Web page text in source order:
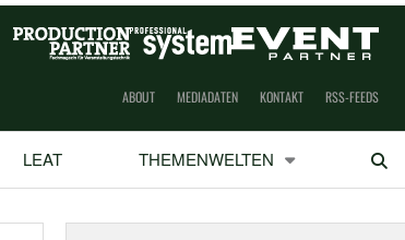
ABOUT MEDIADATEN KONTAKT RSS-FEEDS
LEAT THEMENWELTEN Suchen